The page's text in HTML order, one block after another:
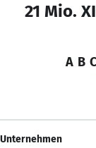
21 Mio.
A B C
Unternehmen